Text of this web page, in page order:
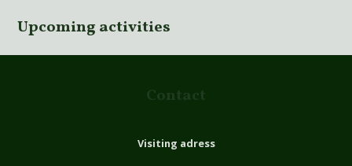
Upcoming activities
Contact
Visiting adress